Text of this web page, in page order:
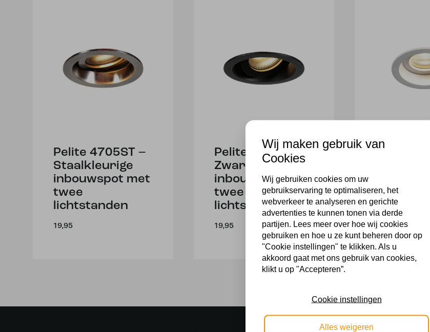
Pelite 4705ST –
Staalkleurige
inbouwspot met
twee
lichtstanden
19,95
Pelite 4705ZW –
Zwarte
inbouwspot met
twee
lichtstanden
19,95
Pelite
twee
19,95
Wij maken gebruik van
Cookies
Wij gebruiken cookies om uw
gebruikservaring te optimaliseren, het
webverkeer te analyseren en gerichte
advertenties te kunnen tonen via derde
partijen. Lees meer over hoe wij cookies
gebruiken en hoe u ze kunt beheren door op
"Cookie instellingen" te klikken. Als u
akkoord gaat met ons gebruik van cookies,
klikt u op "Accepteren”.
Cookie instellingen
Alles weigeren